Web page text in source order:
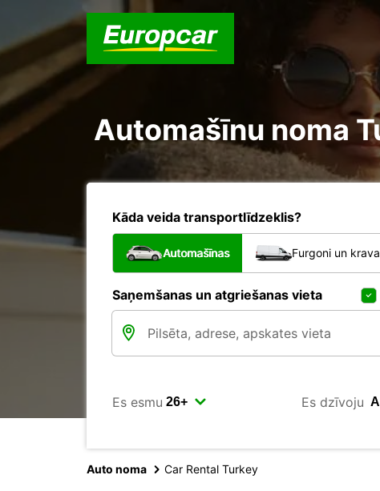
Automašīnu noma
Kāda veida transportlīdzeklis?
Automašīnas Furgoni un
Saņemšanas un atgriešanas vieta
Es esmu Es dzīvoju
Auto noma Car Rental Turkey